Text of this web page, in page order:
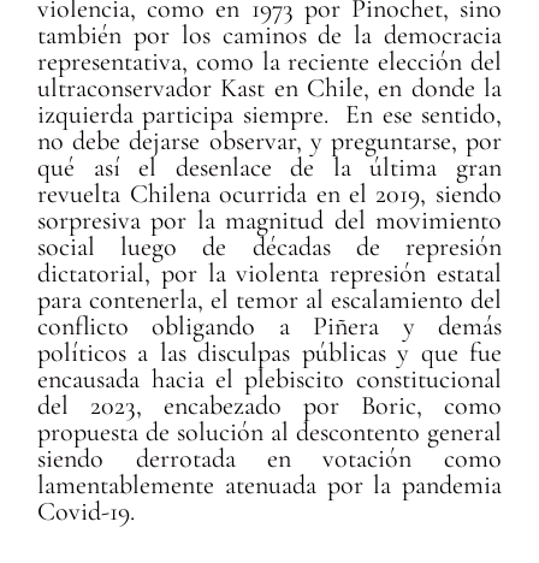
violencia, como en 1973 por Pinochet, sino
también por los caminos de la democracia
representativa, como la reciente elección del
ultraconservador Kast en Chile, en donde la
izquierda participa siempre. En ese sentido,
no debe dejarse observar, y preguntarse, por
qué así el desenlace de la última gran
revuelta Chilena ocurrida en el 2019, siendo
sorpresiva por la magnitud del movimiento
social luego de décadas de represión
dictatorial, por la violenta represión estatal
para contenerla, el temor al escalamiento del
conflicto obligando a Piñera y demás
políticos a las disculpas públicas y que fue
encausada hacia el plebiscito constitucional
del 2023, encabezado por Boric, como
propuesta de solución al descontento general
siendo derrotada en votación como
lamentablemente atenuada por la pandemia
Covid-19.